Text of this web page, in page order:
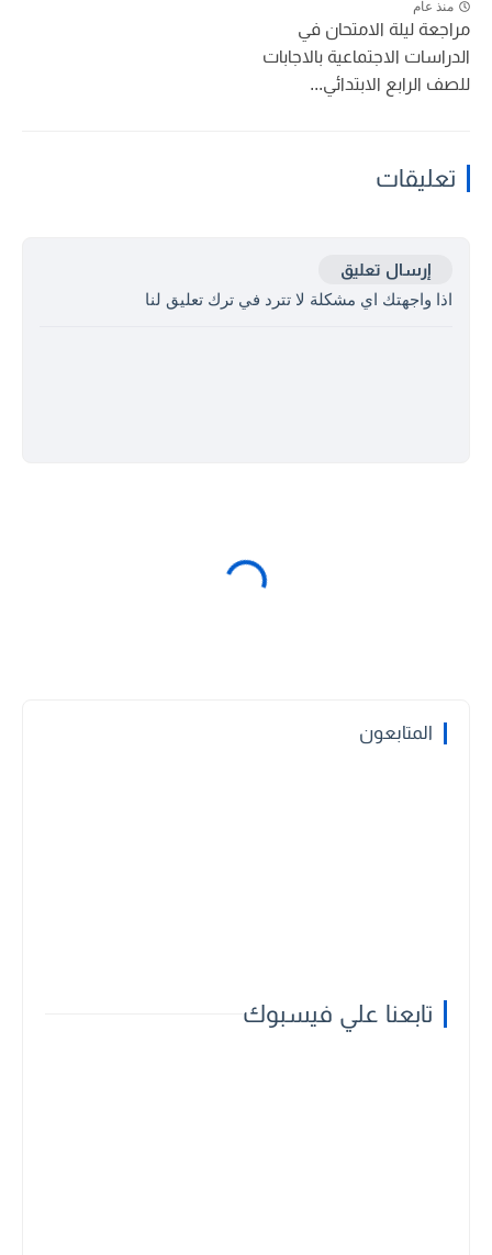
منذ عام
مراجعة ليلة الامتحان في
الدراسات الاجتماعية بالاجابات
للصف الرابع الابتدائي...
تعليقات
إرسال تعليق
اذا واجهتك اي مشكلة لا تترد في ترك تعليق لنا
المتابعون
تابعنا علي فيسبوك